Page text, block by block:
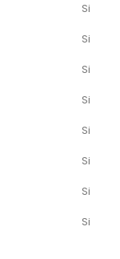
Si
Si
Si
Si
Si
Si
Si
Si